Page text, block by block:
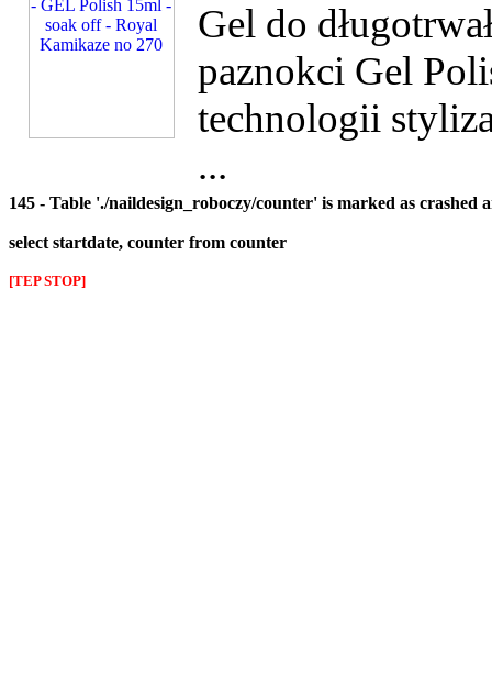
Gel do
paznokci Gel
technologii
...
145 - Table './naildesign_roboczy/counter' is marked as crashed
select startdate, counter from counter
[TEP STOP]